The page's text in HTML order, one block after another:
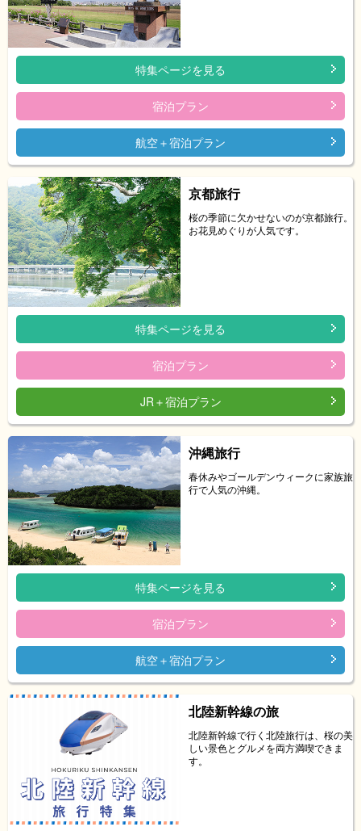
特集ページを見る
宿泊プラン
航空＋宿泊プラン
京都旅行
桜の季節に欠かせないのが京都旅行。
お花見めぐりが人気です。
特集ページを見る
宿泊プラン
JR＋宿泊プラン
沖縄旅行
春休みやゴールデンウィークに家族旅
行で人気の沖縄。
特集ページを見る
宿泊プラン
航空＋宿泊プラン
北陸新幹線の旅
北陸新幹線で行く北陸旅行は、桜の美
しい景色とグルメを両方満喫できま
す。